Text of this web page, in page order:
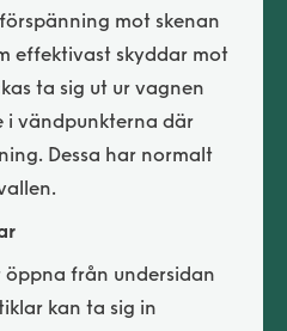
mot skenan
effektivast skyddar mot
ta sig ut ur vagnen
i vändpunkterna där
Dessa har normalt
öppna från undersidan
kan ta sig in